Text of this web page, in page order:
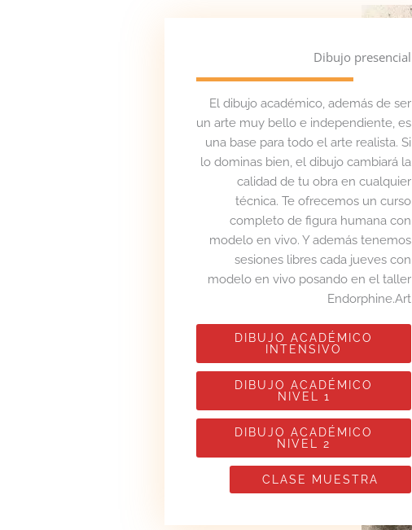
Dibujo presencial
El dibujo académico, además de ser
un arte muy bello e independiente, es
una base para todo el arte realista. Si
lo dominas bien, el dibujo cambiará la
calidad de tu obra en cualquier
técnica. Te ofrecemos un curso
completo de figura humana con
modelo en vivo. Y además tenemos
sesiones libres cada jueves con
modelo en vivo posando en el taller
Endorphine.Art
DIBUJO ACADÉMICO
INTENSIVO
DIBUJO ACADÉMICO
NIVEL 1
DIBUJO ACADÉMICO
NIVEL 2
CLASE MUESTRA